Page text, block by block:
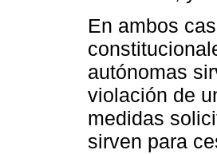
En ambos
autónomas
violación de
medidas
sirven para